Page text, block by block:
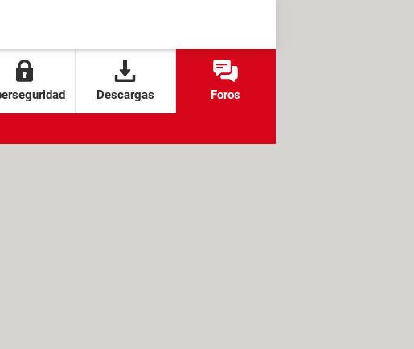
Descargas Foros